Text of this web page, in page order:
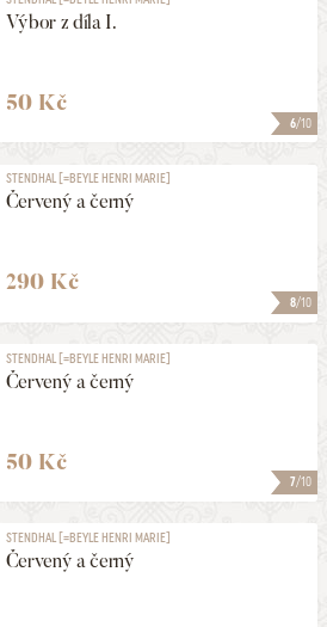
6/10
Výbor z díla I.
50 Kč
8/10
STENDHAL [=BEYLE HENRI MARIE]
Červený a černý
290 Kč
7/10
STENDHAL [=BEYLE HENRI MARIE]
Červený a černý
50 Kč
STENDHAL [=BEYLE HENRI MARIE]
Červený a černý